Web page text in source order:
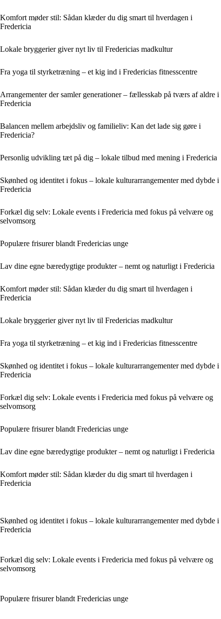
Komfort møder stil: Sådan klæder du dig smart til hverdagen i
Fredericia
Lokale bryggerier giver nyt liv til Fredericias madkultur
Fra yoga til styrketræning – et kig ind i Fredericias fitnesscentre
Arrangementer der samler generationer – fællesskab på tværs af aldre i
Fredericia
Balancen mellem arbejdsliv og familieliv: Kan det lade sig gøre i
Fredericia?
Personlig udvikling tæt på dig – lokale tilbud med mening i Fredericia
Skønhed og identitet i fokus – lokale kulturarrangementer med dybde i
Fredericia
Forkæl dig selv: Lokale events i Fredericia med fokus på velvære og
selvomsorg
Populære frisurer blandt Fredericias unge
Lav dine egne bæredygtige produkter – nemt og naturligt i Fredericia
Komfort møder stil: Sådan klæder du dig smart til hverdagen i
Fredericia
Lokale bryggerier giver nyt liv til Fredericias madkultur
Fra yoga til styrketræning – et kig ind i Fredericias fitnesscentre
Skønhed og identitet i fokus – lokale kulturarrangementer med dybde i
Fredericia
Forkæl dig selv: Lokale events i Fredericia med fokus på velvære og
selvomsorg
Populære frisurer blandt Fredericias unge
Lav dine egne bæredygtige produkter – nemt og naturligt i Fredericia
Komfort møder stil: Sådan klæder du dig smart til hverdagen i
Fredericia
Skønhed og identitet i fokus – lokale kulturarrangementer med dybde i
Fredericia
Forkæl dig selv: Lokale events i Fredericia med fokus på velvære og
selvomsorg
Populære frisurer blandt Fredericias unge